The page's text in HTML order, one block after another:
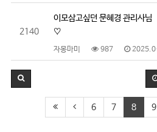
2140
이모삼고싶던 문혜경 관리사님
♡
자몽마미 987 2025.08.14
6 7 8 9